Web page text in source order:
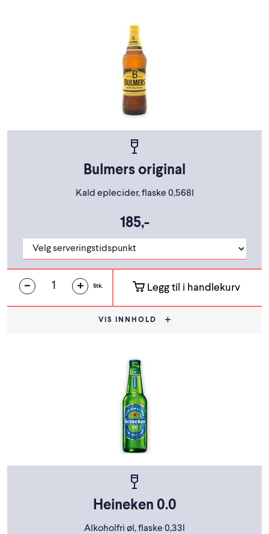
Bulmers original
Kald eplecider, flaske 0,568l
185,-
Stk. Legg til i handlekurv
VIS INNHOLD
Heineken 0.0
Alkoholfri øl, flaske 0,33l